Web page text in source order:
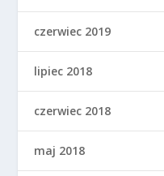
czerwiec 2019
lipiec 2018
czerwiec 2018
maj 2018